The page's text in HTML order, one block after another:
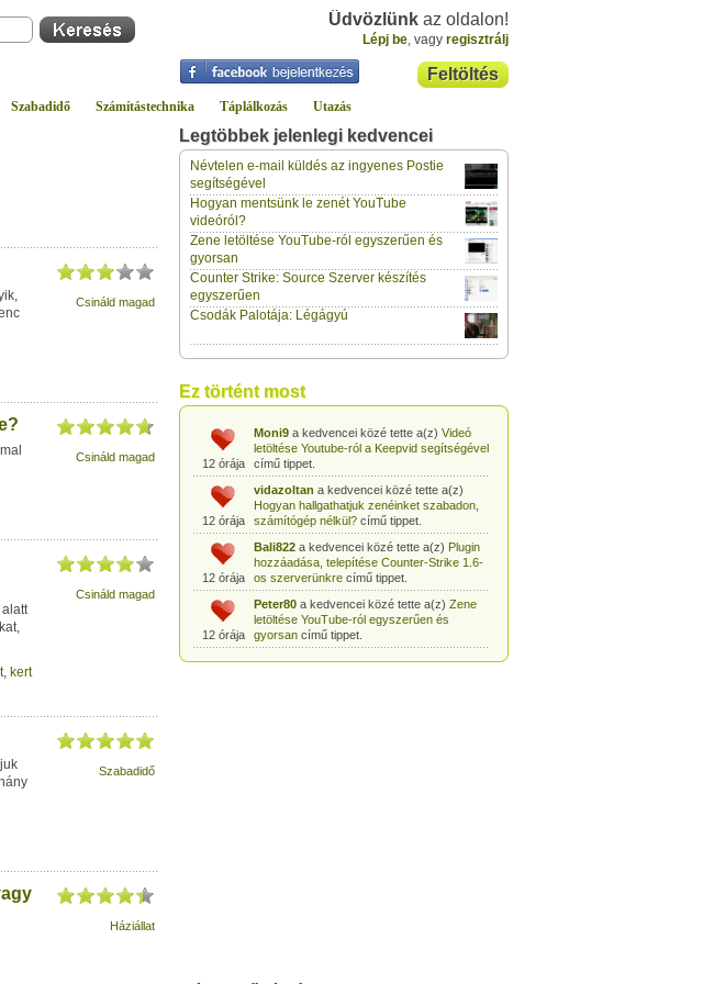
Üdvözlünk az oldalon!
Lépj be, vagy regisztrálj
Feltöltés
Szabadidő Számítástechnika Táplálkozás Utazás
Csináld magad
Csináld magad
, kert
Csináld magad
Szabadidő
Háziállat
Legtöbbek jelenlegi kedvencei
Névtelen e-mail küldés az ingyenes Postie
segítségével
Hogyan mentsünk le zenét YouTube
videóról?
Zene letöltése YouTube-ról egyszerűen és
gyorsan
Counter Strike: Source Szerver készítés
egyszerűen
Csodák Palotája: Légágyú
Ez történt most
12 órája
gabor733a kedvencei közé tette a(z)
Leopárdgekkó-etetés egyszerű csipesszel
című tippet.
12 órája
gabor733a kedvencei közé tette a(z)
című tippet.
12 órája
Hogyan készítsünk fűszeres-paradicsomos
pennét?
12 órája
gabor733a kedvencei közé tette a(z)
hónapos kortólcímű tippet.
12 órája
Babakonyha - Alma-banán püré készítése
egyszerűencímű tippet.
12 órája
Moni9a kedvencei közé tette a(z) Videó
letöltése Youtube-ról a Keepvid segítségével
című tippet.
12 órája
vidazoltan a kedvencei közé tette a(z)
Hogyan hallgathatjuk zenéinket szabadon,
számítógép nélkül?című tippet.
12 órája
Bali822a kedvencei közé tette a(z) Plugin
hozzáadása, telepítése Counter-Strike 1.6-
os szerverünkrecímű tippet.
12 órája
Peter80a kedvencei közé tette a(z) Zene
letöltése YouTube-ról egyszerűen és
gyorsancímű tippet.
Heni77a kedvencei közé tette a(z)Counter